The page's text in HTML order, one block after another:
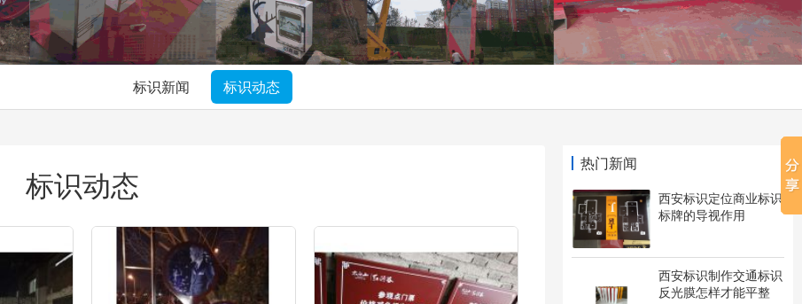
标识新闻 标识动态
热门新闻
西安标识定位商业标识
标牌的导视作用
西安标识制作交通标识
反光膜怎样才能平整
标识动态